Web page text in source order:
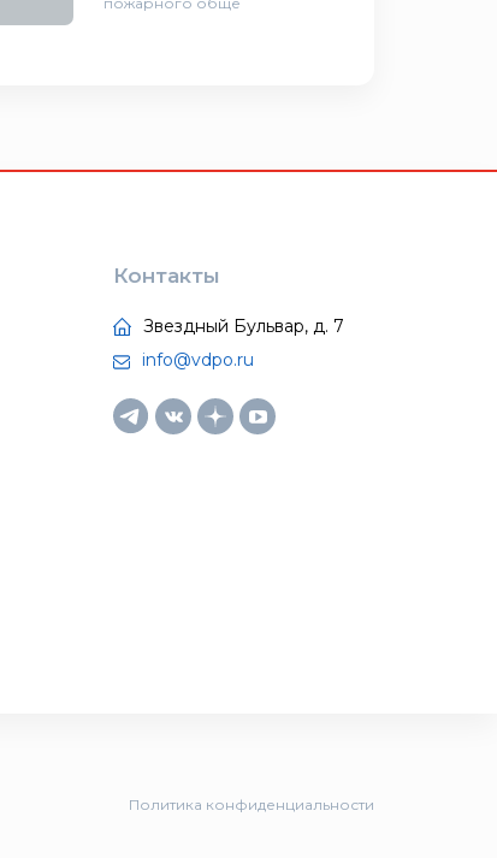
Контакты
Звездный Бульвар, д. 7
info@vdpo.ru
Политика конфиденциальности